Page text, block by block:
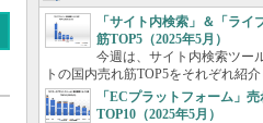
「サイト内検索」＆「ライ
筋TOP5（2025年5月）
今週は、サイト内検索ツー
トの国内売れ筋TOP5をそれぞれ紹介
「ECプラットフォーム」
TOP10（2025年5月）